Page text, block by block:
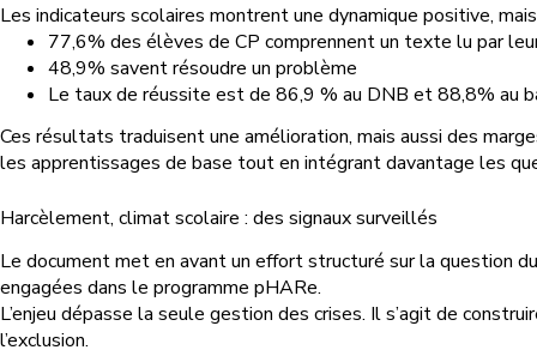
Les indicateurs scolaires montrent une dynamique positive,
77,6% des élèves de CP comprennent un texte lu par
48,9% savent résoudre un problème
Le taux de réussite est de 86,9 % au DNB et 88,8% au
Ces résultats traduisent une amélioration, mais aussi des
les apprentissages de base tout en intégrant davantage les
Harcèlement, climat scolaire : des signaux surveillés
Le document met en avant un effort structuré sur la question
engagées dans le programme pHARe.
L’enjeu dépasse la seule gestion des crises. Il s’agit de
l’exclusion.